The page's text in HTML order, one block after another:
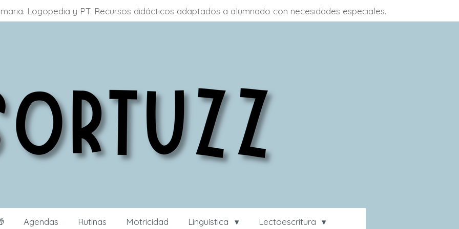
Logopedia y PT. Recursos didácticos adaptados a alumnado con necesidades especiales.
Agendas Rutinas Motricidad Lingüística Lectoescritura